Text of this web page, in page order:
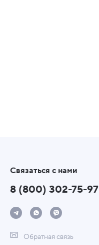
Связаться с нами
8 (800) 302-75-97
Обратная связь